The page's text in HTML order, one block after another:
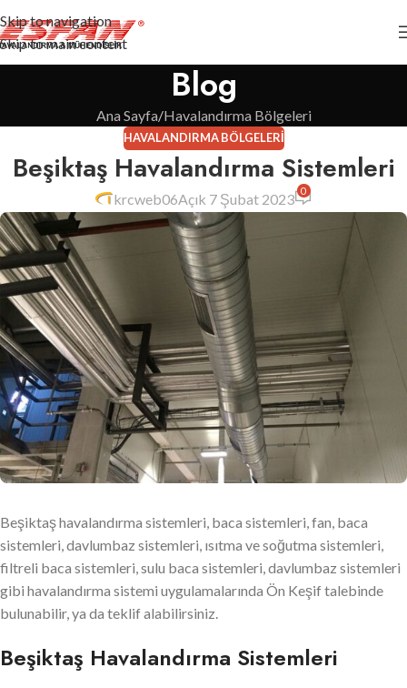
Skip to navigation
Skip to main content
Blog
Ana Sayfa Havalandırma Bölgeleri
HAVALANDIRMA BÖLGELERI
Beşiktaş Havalandırma Sistemleri
krcweb06Açık 7 Şubat 2023 0
Beşiktaş havalandırma sistemleri, baca sistemleri, fan, baca
sistemleri, davlumbaz sistemleri, ısıtma ve soğutma sistemleri,
filtreli baca sistemleri, sulu baca sistemleri, davlumbaz sistemleri
gibi havalandırma sistemi uygulamalarında Ön Keşif talebinde
bulunabilir, ya da teklif alabilirsiniz.
Beşiktaş Havalandırma Sistemleri